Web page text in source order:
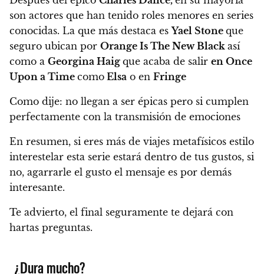
son actores que han tenido roles menores en series
conocidas. La que más destaca esYael Stone que
seguro ubican por Orange Is The New Black así
como a Georgina Haig que acaba de salir en Once
Upon a Time como Elsa o en Fringe
Como dije: no llegan a ser épicas pero si cumplen
perfectamente con la transmisión de emociones
En resumen, si eres más de viajes metafísicos estilo
interestelar esta serie estará dentro de tus gustos, si
no, agarrarle el gusto el mensaje es por demás
interesante.
Te advierto, el final seguramente te dejará con
hartas preguntas.
¿Dura mucho?